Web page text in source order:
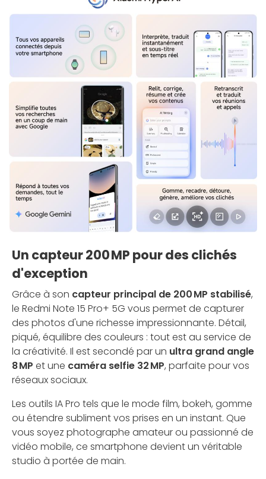
Un capteur 200 MP pour des clichés
d'exception
Grâce à son capteur principal de 200 MP stabilisé,
le Redmi Note 15 Pro+ 5G vous permet de capturer
des photos d'une richesse impressionnante. Détail,
piqué, équilibre des couleurs : tout est au service de
la créativité. Il est secondé par un ultra grand angle
8 MP et une caméra selfie 32 MP, parfaite pour vos
réseaux sociaux.
Les outils IA Pro tels que le mode film, bokeh, gomme
ou étendre subliment vos prises en un instant. Que
vous soyez photographe amateur ou passionné de
vidéo mobile, ce smartphone devient un véritable
studio à portée de main.